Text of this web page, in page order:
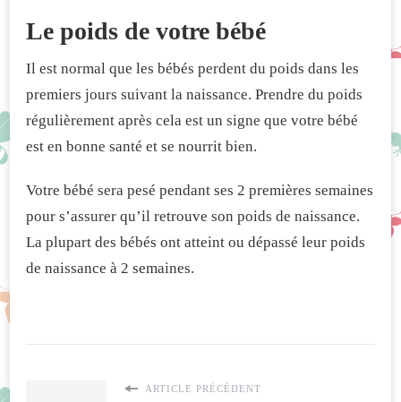
Le poids de votre bébé
Il est normal que les bébés perdent du poids dans les
premiers jours suivant la naissance. Prendre du poids
régulièrement après cela est un signe que votre bébé
est en bonne santé et se nourrit bien.
Votre bébé sera pesé pendant ses 2 premières semaines
pour s’assurer qu’il retrouve son poids de naissance.
La plupart des bébés ont atteint ou dépassé leur poids
de naissance à 2 semaines.
ARTICLE PRÉCÉDENT